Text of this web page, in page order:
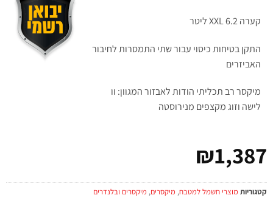
קערה XXL 6.2 ליטר
התקן בטיחות כיסוי עבור שתי התמסרות לחיבור
האביזרים
מיקסר רב תכליתי הודות לאבזור המגוון: וו
לישה וזוג מקצפים מנירוסטה
₪1,387
קטגוריות מוצרי חשמל למטבח, מיקסרים, מיקסרים ובלנדרים